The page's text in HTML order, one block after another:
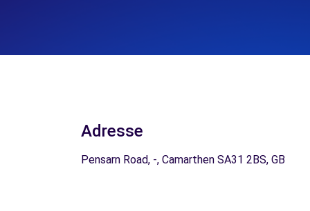
Adresse
Pensarn Road, -, Camarthen SA31 2BS, GB